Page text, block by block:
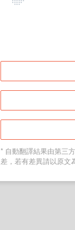
* 自動翻譯結果由第三
差，若有差異請以原文